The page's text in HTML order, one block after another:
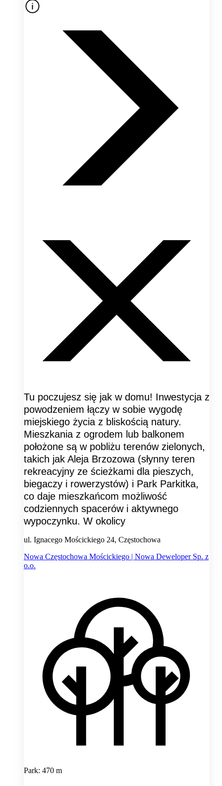
Tu poczujesz się jak w domu! Inwestycja z
powodzeniem łączy w sobie wygodę
miejskiego życia z bliskością natury.
Mieszkania z ogrodem lub balkonem
położone są w pobliżu terenów zielonych,
takich jak Aleja Brzozowa (słynny teren
rekreacyjny ze ścieżkami dla pieszych,
biegaczy i rowerzystów) i Park Parkitka,
co daje mieszkańcom możliwość
codziennych spacerów i aktywnego
wypoczynku. W okolicy
ul. Ignacego Mościckiego 24, Częstochowa
Nowa Częstochowa Mościckiego | Nowa Deweloper Sp. z
o.o.
Park: 470 m